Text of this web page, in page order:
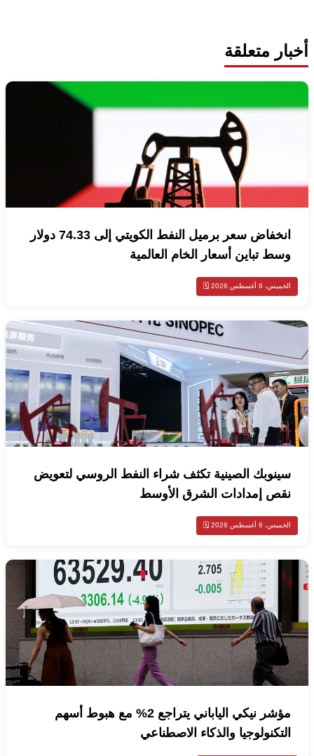
أخبار متعلقة
انخفاض سعر برميل النفط الكويتي إلى 74.33 دولار
وسط تباين أسعار الخام العالمية
الخميس، 6 أغسطس 2026 🗓️
سينوبك الصينية تكثف شراء النفط الروسي لتعويض
نقص إمدادات الشرق الأوسط
الخميس، 6 أغسطس 2026 🗓️
مؤشر نيكي الياباني يتراجع 2% مع هبوط أسهم
التكنولوجيا والذكاء الاصطناعي